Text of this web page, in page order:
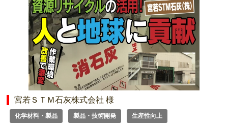
宮若ＳＴＭ石灰株式会社 様
化学材料・製品 製品・技術開発 生産性向上